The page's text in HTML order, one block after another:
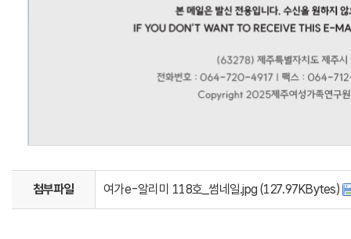
첨부파일 여가e-알리미 118호_썸네일.jpg (127.97KBytes)